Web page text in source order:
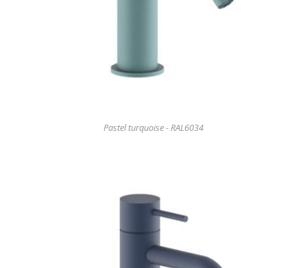
Pastel turquoise - RAL6034